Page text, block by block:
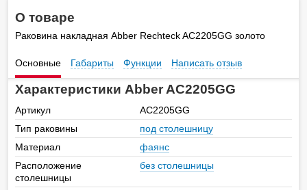
О товаре
Раковина накладная Abber Rechteck AC2205GG золото
Основные Габариты Функции Написать отзыв
Характеристики Abber AC2205GG
Артикул
AC2205GG
Тип раковины
под столешницу
Материал
фаянс
Расположение
столешницы
без столешницы